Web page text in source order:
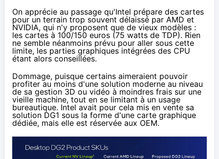
On apprécie au passage qu'Intel prépare des cartes
pour un terrain trop souvent délaissé par AMD et
NVIDIA, qui n'y proposent que de vieux modèles :
les cartes à 100/150 euros (75 watts de TDP). Rien
ne semble néanmoins prévu pour aller sous cette
limite, les parties graphiques intégrées des CPU
étant alors conseillées.
Dommage, puisque certains aimeraient pouvoir
profiter au moins d'une solution moderne au niveau
de sa gestion 3D ou vidéo à moindres frais sur une
vieille machine, tout en se limitant à un usage
bureautique. Intel avait pour cela mis en vente sa
solution DG1 sous la forme d'une carte graphique
dédiée, mais elle est réservée aux OEM.